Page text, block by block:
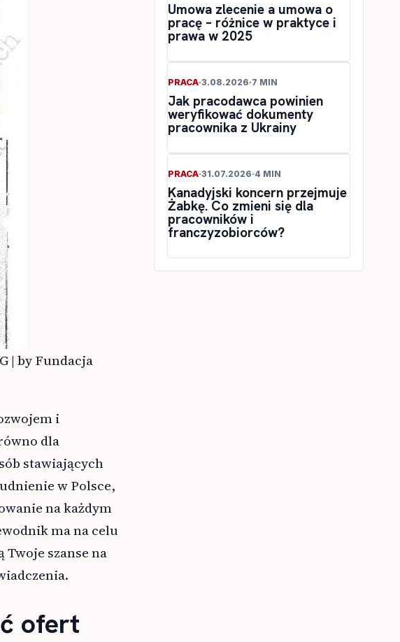
| by Fundacja
i
dla
stawiających
w Polsce,
na każdym
ma na celu
szanse na
ofert
Umowa zlecenie a umowa o
pracę – różnice w praktyce i
prawa w 2025
PRACA·3.08.2026·7 MIN
Jak pracodawca powinien
weryfikować dokumenty
pracownika z Ukrainy
PRACA·31.07.2026·4 MIN
Kanadyjski koncern przejmuje
Żabkę. Co zmieni się dla
pracowników i
franczyzobiorców?